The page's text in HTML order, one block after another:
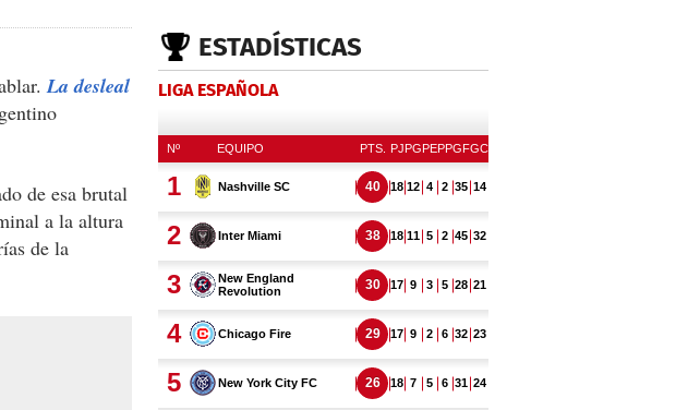
La desleal
de esa brutal
a la altura
de la
ESTADÍSTICAS
LIGA ESPAÑOLA